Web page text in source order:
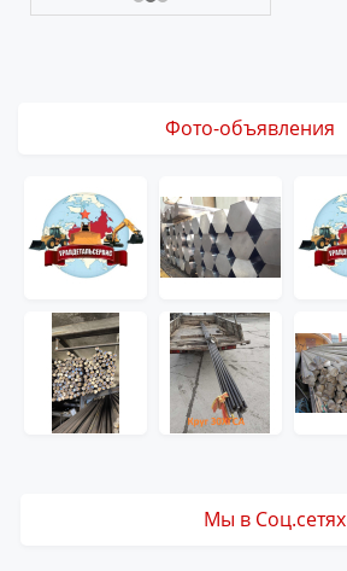
Фото-объявления
Мы в Соц.сетях